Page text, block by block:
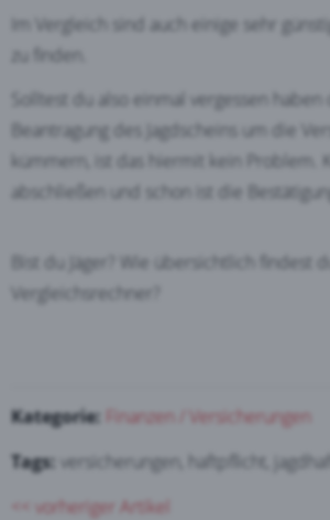
Im Vergleich sind auch einige sehr
zu finden.
Solltest du also einmal vergessen haben
Beantragung des Jagdscheins um die
kümmern, ist das hiermit kein Problem.
abschließen und schon ist die
Bist du Jäger? Wie übersichtlich findest
Vergleichsrechner?
Kategorie:
Finanzen / Versicherungen
Tags: versicherungen, haftpflicht,
<< vorheriger Artikel